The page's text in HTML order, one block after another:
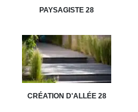
PAYSAGISTE 28
CRÉATION D'ALLÉE 28